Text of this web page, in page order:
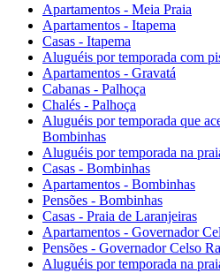
Apartamentos - Meia Praia
Apartamentos - Itapema
Casas - Itapema
Aluguéis por temporada com
Apartamentos - Gravatá
Cabanas - Palhoça
Chalés - Palhoça
Aluguéis por temporada que
Bombinhas
Aluguéis por temporada na
Casas - Bombinhas
Apartamentos - Bombinhas
Pensões - Bombinhas
Casas - Praia de Laranjeiras
Apartamentos - Governador
Pensões - Governador Celso
Aluguéis por temporada na